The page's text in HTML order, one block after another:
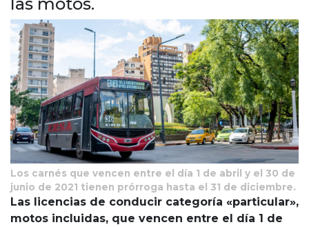
Río Tercero
Despeñaderos
Los carnés que vencen entre el día 1 de abril y el 30 de
junio de 2021 tienen prórroga hasta el 31 de diciembre.
Las licencias de conducir categoría «particular»,
motos incluidas, que vencen entre el día 1 de